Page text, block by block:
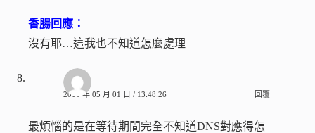
香腸回應：
沒有耶…這我也不知道怎麼處理
小闇
2010 年 05 月 01 日 / 13:48:26 回覆
最煩惱的是在等待期間完全不知道DNS對應得怎